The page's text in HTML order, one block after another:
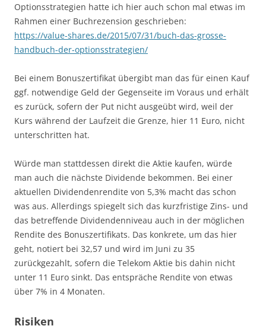
Optionsstrategien hatte ich hier auch schon mal etwas im
Rahmen einer Buchrezension geschrieben:
https://value-shares.de/2015/07/31/buch-das-grosse-
handbuch-der-optionsstrategien/
Bei einem Bonuszertifikat übergibt man das für einen Kauf
ggf. notwendige Geld der Gegenseite im Voraus und erhält
es zurück, sofern der Put nicht ausgeübt wird, weil der
Kurs während der Laufzeit die Grenze, hier 11 Euro, nicht
unterschritten hat.
Würde man stattdessen direkt die Aktie kaufen, würde
man auch die nächste Dividende bekommen. Bei einer
aktuellen Dividendenrendite von 5,3% macht das schon
was aus. Allerdings spiegelt sich das kurzfristige Zins- und
das betreffende Dividendenniveau auch in der möglichen
Rendite des Bonuszertifikats. Das konkrete, um das hier
geht, notiert bei 32,57 und wird im Juni zu 35
zurückgezahlt, sofern die Telekom Aktie bis dahin nicht
unter 11 Euro sinkt. Das entspräche Rendite von etwas
über 7% in 4 Monaten.
Risiken